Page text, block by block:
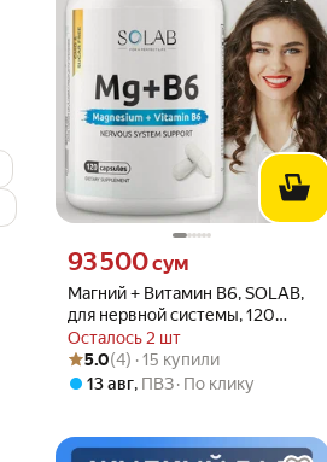
Магний + Витамин В6, SOLAB,
для нервной системы, 120
капсул.
Осталось 2 шт
Цена 93500 сум вместо
93 500сум
Рейтинг товара: 5.0 из 5
Оценок: (4) · 15 купили
5.0(4) · 15 купили
13 авг, ПВЗ По клику